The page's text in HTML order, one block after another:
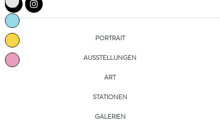
PORTRAIT
AUSSTELLUNGEN
ART
STATIONEN
GALERIEN